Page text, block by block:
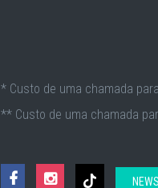
* Custo de uma chamada
** Custo de uma chamada